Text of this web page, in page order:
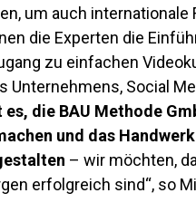
um auch internationale
die Experten die
zu einfachen
Social
es, die BAU Methode
und das
– wir möchten,
erfolgreich sind“, so